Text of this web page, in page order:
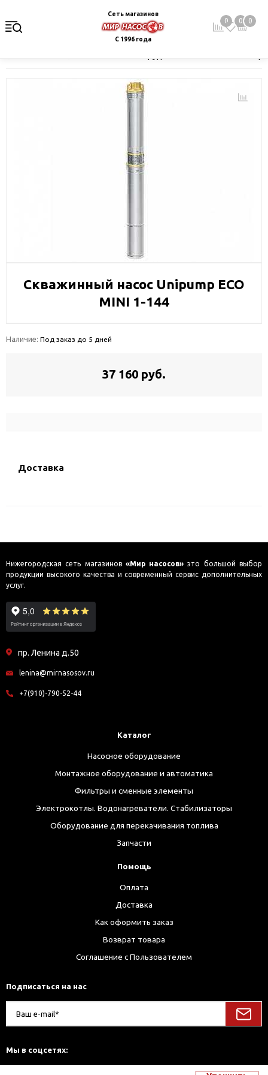
Сеть магазинов
С 1996 года
0 0 0
Скважинный насос Unipump ECO
MINI 1-144
Наличие: Под заказ до 5 дней
37 160 руб.
Доставка
Нижегородская сеть магазинов «Мир насосов» это большой выбор
продукции высокого качества и современный сервис дополнительных
услуг.
пр. Ленина д.50
lenina@mirnasosov.ru
+7(910)-790-52-44
Каталог
Насосное оборудование
Монтажное оборудование и автоматика
Фильтры и сменные элементы
Электрокотлы. Водонагреватели. Стабилизаторы
Оборудование для перекачивания топлива
Запчасти
Помощь
Оплата
Доставка
Как оформить заказ
Возврат товара
Соглашение с Пользователем
Подписаться на нас
Мы в соцсетях: